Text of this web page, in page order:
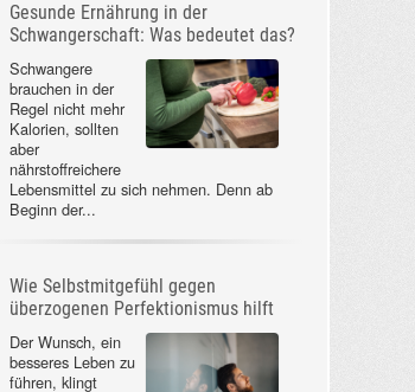
Gesunde Ernährung in der
Schwangerschaft: Was bedeutet das?
Schwangere
brauchen in der
Regel nicht mehr
Kalorien, sollten
aber
nährstoffreichere
Lebensmittel zu sich nehmen. Denn ab
Beginn der...
Wie Selbstmitgefühl gegen
überzogenen Perfektionismus hilft
Der Wunsch, ein
besseres Leben zu
führen, klingt